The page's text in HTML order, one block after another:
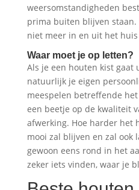
weersomstandigheden
prima buiten blijven staan.
niet meer in en uit het
Waar moet je op letten?
Als je een houten kist gaat
natuurlijk je eigen
meespelen betreffende
een beetje op de kwaliteit
afwerking. Hoe harder het
mooi zal blijven en zal ook
gewoon eens rond in het
zeker iets vinden, waar je